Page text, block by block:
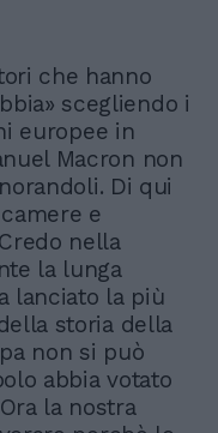
che hanno
scegliendo i
europee in
Macron non
Di qui
e
nella
la lunga
lanciato la più
storia della
non si può
abbia votato
la nostra